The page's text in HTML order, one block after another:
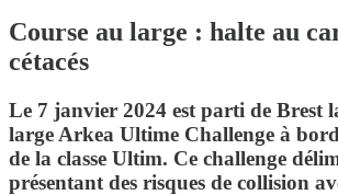
Course au large : halte au
cétacés
Le 7 janvier 2024 est parti de Brest
large Arkea Ultime Challenge à
de la classe Ultim. Ce challenge
présentant des risques de collision